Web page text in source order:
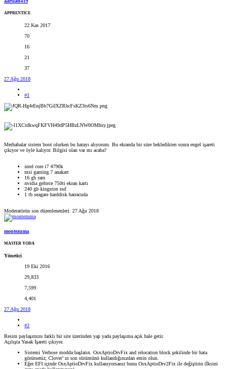
APPRENTICE
22 Kas 2017
70
16
21
37
27 Ağu 2018
#1
Merhabalar sistem boot olurken bu hatayı alıyorum. Bu ekranda bir süre bekledikten sonra engel işareti
çıkıyor ve öyle kalıyor. Bilgisi olan var mı acaba?
intel core i7 4790k
msi gaming 7 anakart
16 gb ram
nvidia geforce 750ti ekran kartı
240 gb kingston ssd
1 tb seagate harddisk barracuda
Moderatörün son düzenlenenleri: 27 Ağu 2018
montezuma
MASTER YODA
Yönetici
19 Eki 2016
29,833
7,599
4,401
27 Ağu 2018
#2
Resim paylaşımını farklı bir site üzerinden yap yada paylaşıma açık hale getir.
Açılışta Yasak İşareti çıkıyor.
Sistemi Verbose modda başlatın. OsxAptioDrvFix and relocation block şekilinde bir hata
görürseniz; Clover’ ın son sürümünü kullandığınızdan emin olun.
Eğer EFI içinde OsxAptioDrvFix kullanıyorsanız bunu OsxAptioDrv2Fix ile değiştirin (İksini